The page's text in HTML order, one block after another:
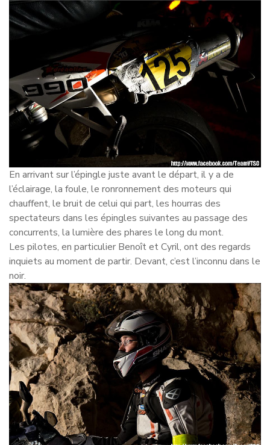
En arrivant sur l’épingle juste avant le départ, il y a de
l’éclairage, la foule, le ronronnement des moteurs qui
chauffent, le bruit de celui qui part, les hourras des
spectateurs dans les épingles suivantes au passage des
concurrents, la lumière des phares le long du mont.
Les pilotes, en particulier Benoît et Cyril, ont des regards
inquiets au moment de partir. Devant, c’est l’inconnu dans le
noir.